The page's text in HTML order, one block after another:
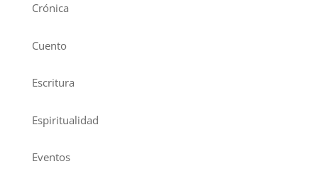
Crónica
Cuento
Escritura
Espiritualidad
Eventos